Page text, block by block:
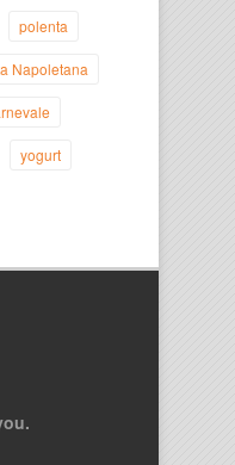
polenta
Napoletana
yogurt